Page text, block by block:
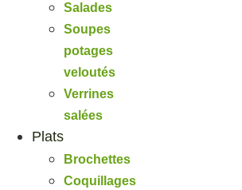
Salades
Soupes
potages
veloutés
Verrines
salées
Plats
Brochettes
Coquillages